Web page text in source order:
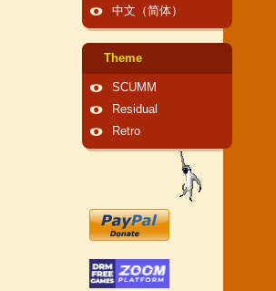
中文（简体）
Theme
SCUMM
Residual
Retro